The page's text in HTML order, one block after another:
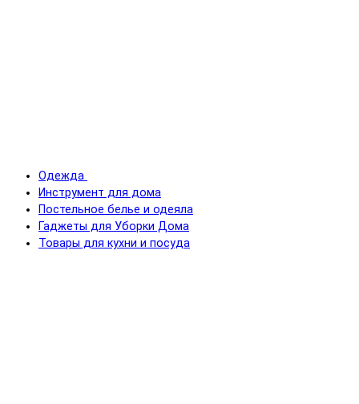
Одежда
Инструмент для дома
Постельное белье и одеяла
Гаджеты для Уборки Дома
Товары для кухни и посуда